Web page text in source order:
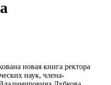
новая книга ректора
наук, члена-